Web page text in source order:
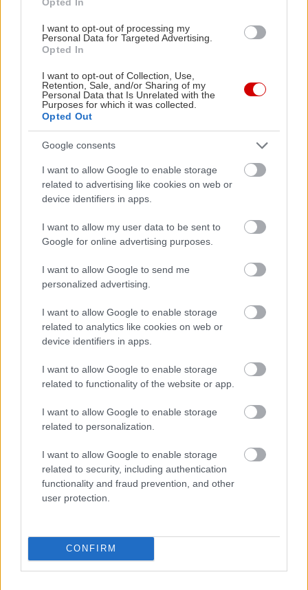
I want to opt-out of processing my
Personal Data for Targeted Advertising.
Opted In
I want to opt-out of Collection, Use,
Retention, Sale, and/or Sharing of my
Personal Data that Is Unrelated with the
Purposes for which it was collected.
Opted Out
Google consents
I want to allow Google to enable storage
related to advertising like cookies on web or
device identifiers in apps.
I want to allow my user data to be sent to
Google for online advertising purposes.
I want to allow Google to send me
personalized advertising.
I want to allow Google to enable storage
related to analytics like cookies on web or
device identifiers in apps.
I want to allow Google to enable storage
related to functionality of the website or app.
I want to allow Google to enable storage
related to personalization.
I want to allow Google to enable storage
related to security, including authentication
functionality and fraud prevention, and other
user protection.
CONFIRM
ελαιόλαδο, 200 γρ. μανιτάρια champignon, σε
κονσέρβα, 200 γρ. κρέμα γάλακτος 35%, 500 γρ.
νερό, 1 σκ. σκόρδο, 1 κλ. θυμάρι, φρέσκο, αλάτι,
τριμμένη, προαιρετικά, πιπέρι προαιρετικά, 1 κλ.
μαϊντανό, φρέσκο, προαιρετικά
Για το σερβίρισμα: παρμεζάνα, τριμμένη, πιπέρι
Εκτέλεση: Τοποθετούμε ένα τηγάνι σε δυνατή
σε ένα ξύλο κοπής, τις βάζουμε τη μια πάνω στην
στο τηγάνι το ελαιόλαδο και το μπέικον, και
σοτάρουμε για 1-2 λεπτά. Αφαιρούμε τα μανιτάρια
από την κονσέρβα, τα στραγγίζουμε, τα
ψιλοκόβουμε και τα προσθέτουμε στο τηγάνι.
Προσθέτουμε την κρέμα γάλακτος και το νερό.
Ψιλοκόβουμε το σκόρδο και το θυμάρι, και τα
ρίχνουμε στο τηγάνι. Προσθέτουμε το αλάτι και
τα ρεβίθια, και ανακατεύουμε με μια ξύλινη
κουτάλα. Κλείνουμε το τηγάνι με το καπάκι του ή
με διάφανη μεμβράνη, χαμηλώνουμε τη φωτιά
στο μέτριο, και σιγοβράζουμε για 15-20 λεπτά.
πασπαλίζουμε με την παρμεζάνα και το φρέσκο
πιπέρι. Ψιλοκόβουμε τον μαϊντανό, τον